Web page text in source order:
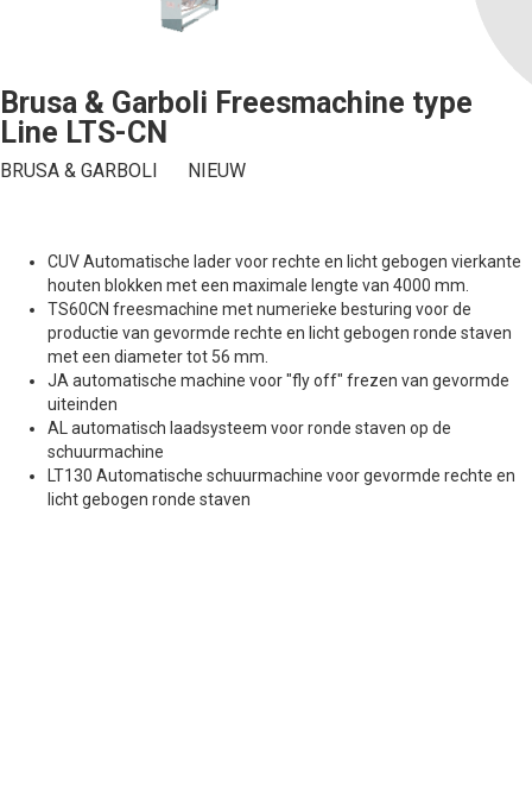
Brusa & Garboli Freesmachine type
Line LTS-CN
BRUSA & GARBOLI NIEUW
CUV Automatische lader voor rechte en licht gebogen vierkante
houten blokken met een maximale lengte van 4000 mm.
TS60CN freesmachine met numerieke besturing voor de
productie van gevormde rechte en licht gebogen ronde staven
met een diameter tot 56 mm.
JA automatische machine voor "fly off" frezen van gevormde
uiteinden
AL automatisch laadsysteem voor ronde staven op de
schuurmachine
LT130 Automatische schuurmachine voor gevormde rechte en
licht gebogen ronde staven